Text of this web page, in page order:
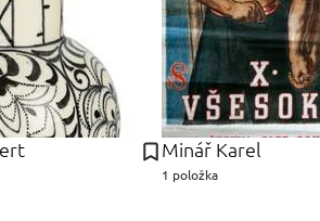
Minář Karel
1 položka